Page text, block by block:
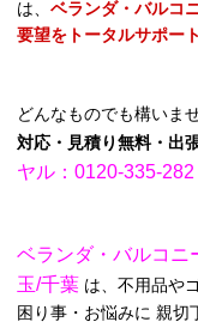
は、 ベランダ・バルコ
要望をトータルサポート
どんなものでも構いませ
対応・見積り無料・出
ヤル：0120-335-282
ベランダ・バルコニ
玉/千葉 は、不用品や
困り事・お悩みに 親切